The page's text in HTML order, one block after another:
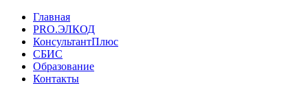
Главная
PRO.ЭЛКОД
КонсультантПлюс
СБИС
Образование
Контакты